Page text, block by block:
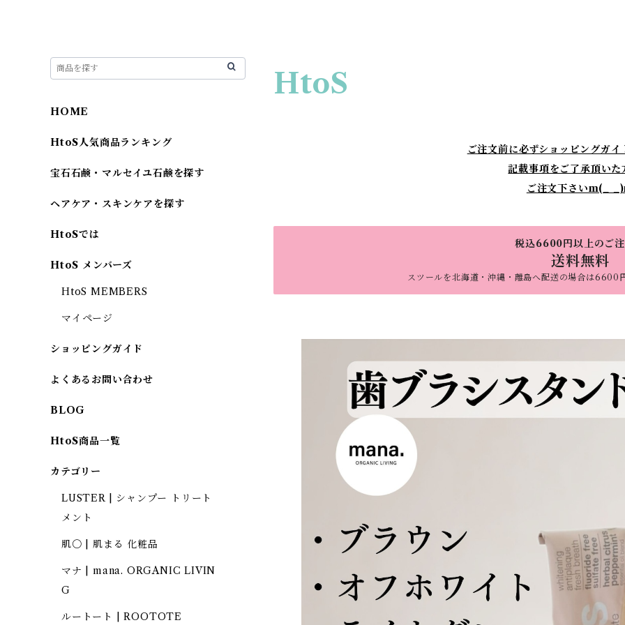
HtoS
ご注文前に必ずショッピングガ
記載事項をご了承頂いた
ご注文下さいm(_
税込6600円以上のご
送料無料
スツールを北海道・沖縄・離島へ配送の場合は6600
HOME
HtoS人気商品ランキング
宝石石鹸・マルセイユ石鹸を探す
ヘアケア・スキンケアを探す
HtoSでは
HtoS メンバーズ
HtoS MEMBERS
マイページ
ショッピングガイド
よくあるお問い合わせ
BLOG
HtoS商品一覧
カテゴリー
LUSTER | シャンプー トリート
メント
肌〇 | 肌まる 化粧品
マナ | mana. ORGANIC LIVIN
G
ルートート | ROOTOTE